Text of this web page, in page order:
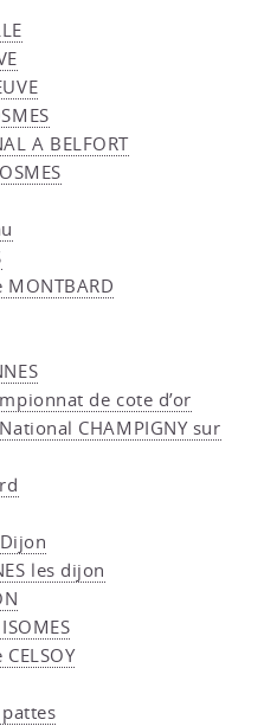
A BELFORT
de cote d’or
CHAMPIGNY sur
les dijon